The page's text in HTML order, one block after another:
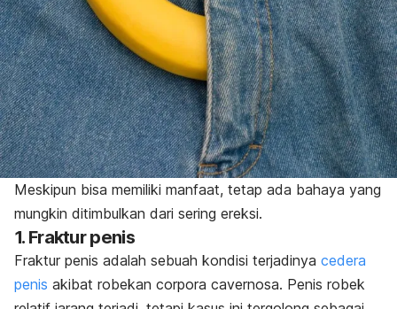
Meskipun bisa memiliki manfaat, tetap ada bahaya yang
mungkin ditimbulkan dari sering ereksi.
1. Fraktur penis
Fraktur penis adalah sebuah kondisi terjadinya cedera
penis akibat robekan corpora cavernosa. Penis robek